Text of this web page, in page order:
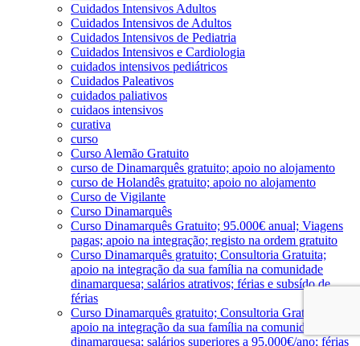
Cuidados Intensivos Adultos
Cuidados Intensivos de Adultos
Cuidados Intensivos de Pediatria
Cuidados Intensivos e Cardiologia
cuidados intensivos pediátricos
Cuidados Paleativos
cuidados paliativos
cuidaos intensivos
curativa
curso
Curso Alemão Gratuito
curso de Dinamarquês gratuito; apoio no alojamento
curso de Holandês gratuito; apoio no alojamento
Curso de Vigilante
Curso Dinamarquês
Curso Dinamarquês Gratuito; 95.000€ anual; Viagens
pagas; apoio na integração; registo na ordem gratuito
Curso Dinamarquês gratuito; Consultoria Gratuita;
apoio na integração da sua família na comunidade
dinamarquesa; salários atrativos; férias e subsído de
férias
Curso Dinamarquês gratuito; Consultoria Gratuita;
apoio na integração da sua família na comunidade
dinamarquesa; salários superiores a 95.000€/ano; férias